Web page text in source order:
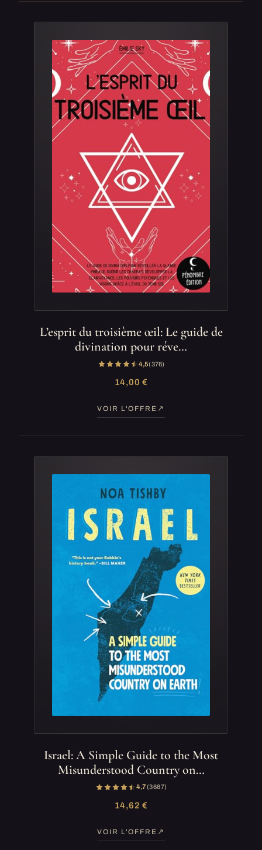
L’esprit du troisième œil: Le guide de
divination pour réve…
4,5(376)
14,00 €
VOIR L'OFFRE
Israel: A Simple Guide to the Most
Misunderstood Country on…
4,7(3 687)
14,62 €
VOIR L'OFFRE